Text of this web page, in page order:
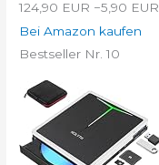
124,90 EUR −5,90 EUR
Bei Amazon kaufen
Bestseller Nr. 10